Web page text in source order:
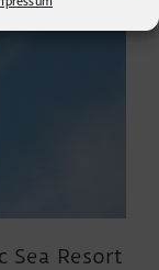
Sea Resort